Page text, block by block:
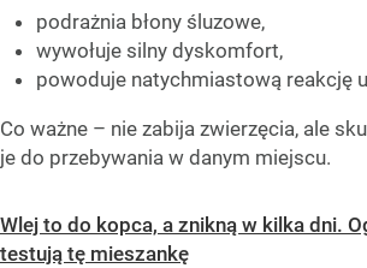
podrażnia błony śluzowe,
wywołuje silny dyskomfort,
powoduje natychmiastową reakcję
Co ważne – nie zabija zwierzęcia, ale
je do przebywania w danym miejscu.
Wlej to do kopca, a znikną w kilka dni.
testują tę mieszankę